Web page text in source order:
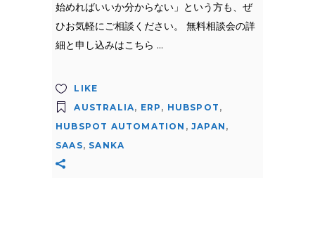
始めればいいか分からない」という方も、ぜ
ひお気軽にご相談ください。 無料相談会の詳
細と申し込みはこちら
LIKE
AUSTRALIA, ERP , HUBSPOT ,
HUBSPOT AUTOMATION ,JAPAN ,
SAAS, SANKA